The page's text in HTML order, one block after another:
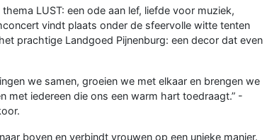
LUST: een ode aan lef, liefde voor muziek,
vindt plaats onder de sfeervolle witte tenten
prachtige Landgoed Pijnenburg: een decor dat even
we samen, groeien we met elkaar en brengen we
met iedereen die ons een warm hart toedraagt.” -
boven en verbindt vrouwen op een unieke manier.